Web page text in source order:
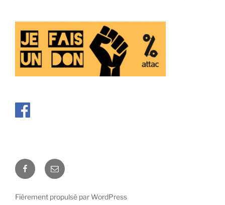
Facebook
E-
mail
Fièrement propulsé par WordPress